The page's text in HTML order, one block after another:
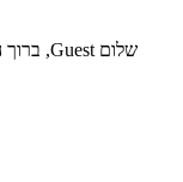
שלום Guest, ברוך הבא